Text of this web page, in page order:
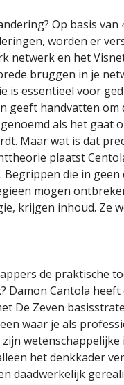
Op basis van
worden er
netwerk en het
bruggen in je
is essentieel voor
geeft handvatten om
als het gaat
Maar wat is dat
plaatst
die in geen
mogen
krijgen inhoud. Ze
de praktische
Damon Cantola
De Zeven
waar je als
wetenschappelijke
het denkkader
daadwerkelijk